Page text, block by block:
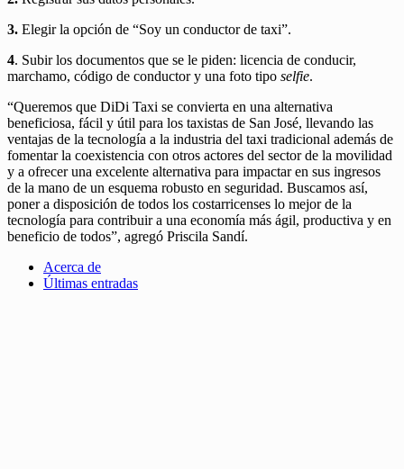
3. Elegir la opción de “Soy un conductor de taxi”.
4. Subir los documentos que se le piden: licencia de conducir,
marchamo, código de conductor y una foto tipo selfie.
“Queremos que DiDi Taxi se convierta en una alternativa
beneficiosa, fácil y útil para los taxistas de San José, llevando las
ventajas de la tecnología a la industria del taxi tradicional además de
fomentar la coexistencia con otros actores del sector de la movilidad
y a ofrecer una excelente alternativa para impactar en sus ingresos
de la mano de un esquema robusto en seguridad. Buscamos así,
poner a disposición de todos los costarricenses lo mejor de la
tecnología para contribuir a una economía más ágil, productiva y en
beneficio de todos”, agregó Priscila Sandí.
Acerca de
Últimas entradas